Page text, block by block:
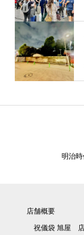
明治
店舗概要
祝儀袋 旭屋